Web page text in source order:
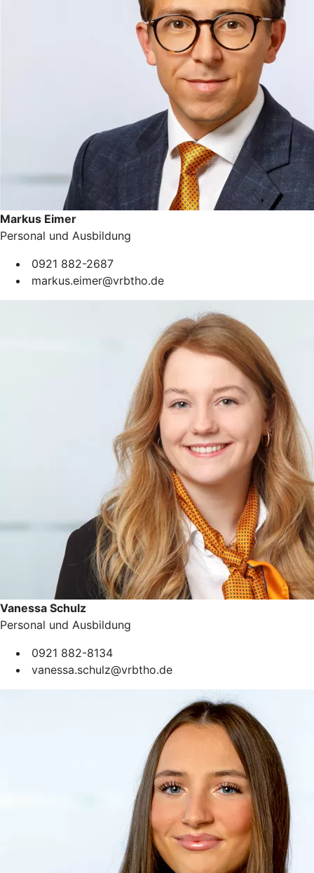
Markus Eimer
Personal und Ausbildung
0921 882-2687
markus.eimer@vrbtho.de
Vanessa Schulz
Personal und Ausbildung
0921 882-8134
vanessa.schulz@vrbtho.de